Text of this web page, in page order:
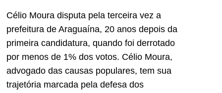
Célio Moura disputa pela terceira vez a
prefeitura de Araguaína, 20 anos depois da
primeira candidatura, quando foi derrotado
por menos de 1% dos votos. Célio Moura,
advogado das causas populares, tem sua
trajetória marcada pela defesa dos